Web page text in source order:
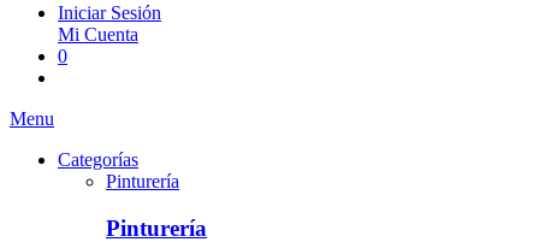
Iniciar Sesión
Mi Cuenta
0
Menu
Categorías
Pinturería
Pinturería